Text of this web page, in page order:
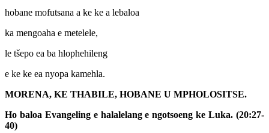
hobane mofutsana a ke ke a lebaloa
ka mengoaha e metelele,
le tšepo ea ba hlophehileng
e ke ke ea nyopa kamehla.
MORENA, KE THABILE, HOBANE U MPHOLOSITSE.
Ho baloa Evangeling e halalelang e ngotsoeng ke Luka. (20:27-
40)